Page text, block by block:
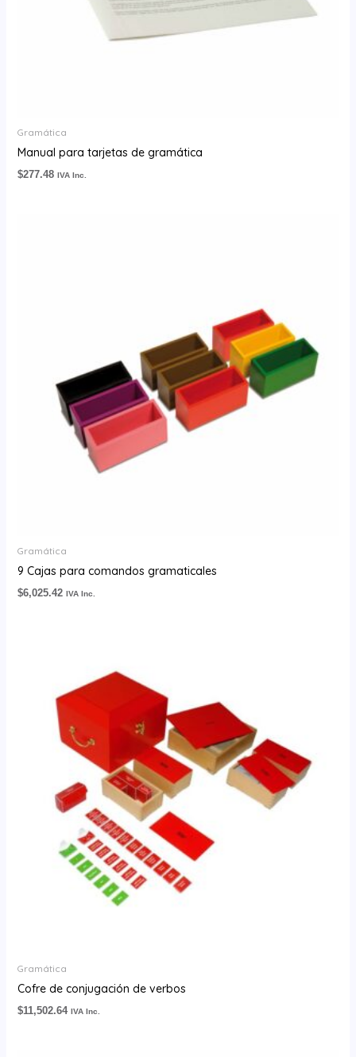
Gramática
Manual para tarjetas de gramática
$277.48 IVA Inc.
Gramática
9 Cajas para comandos gramaticales
$6,025.42 IVA Inc.
Gramática
Cofre de conjugación de verbos
$11,502.64 IVA Inc.